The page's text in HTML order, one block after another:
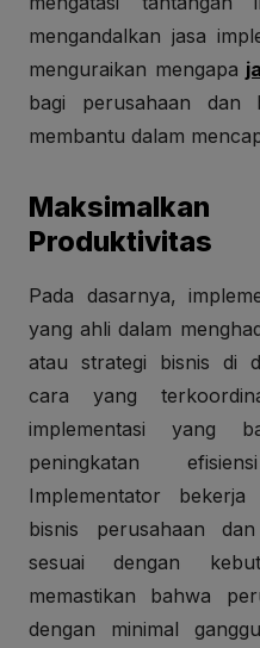
mengandalkan jasa
menguraikan mengapa
bagi perusahaan dan
membantu dalam
Produktivitas
Pada dasarnya,
yang ahli dalam
atau strategi bisnis di
cara yang
implementasi yang
peningkatan
Implementator
bisnis perusahaan
sesuai dengan
memastikan bahwa
dengan minimal